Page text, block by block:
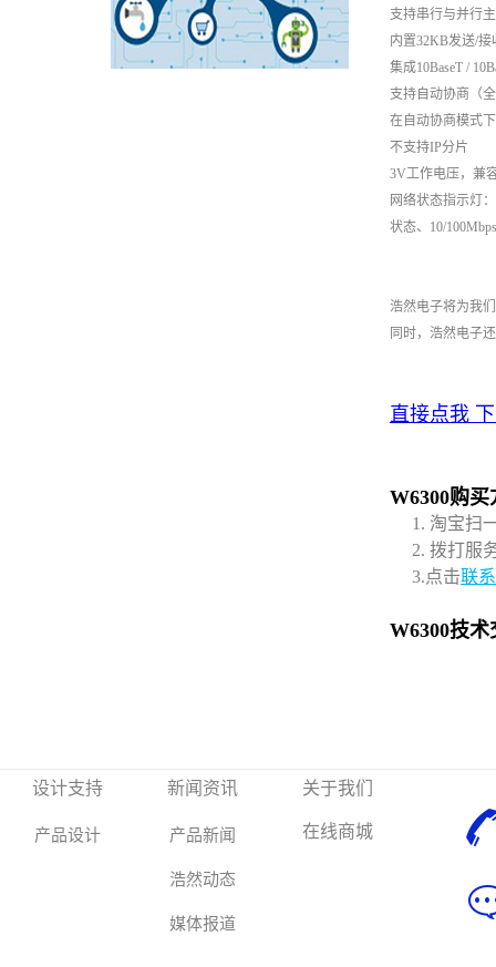
支持串行与并行
内置32KB发送/
集成10BaseT /
支持自动协商（
在自动协商模式
不支持IP分片
3V工作电压，兼
网络状态指示灯
状态、10/
浩然电子将为我
同时，浩然电子
直接点我
W6300购买
1. 淘宝扫
2. 拨打服务
3.点击联
W6300技术
设计支持
产品设计
新闻资讯
产品新闻
浩然动态
媒体报道
关于我们
在线商城